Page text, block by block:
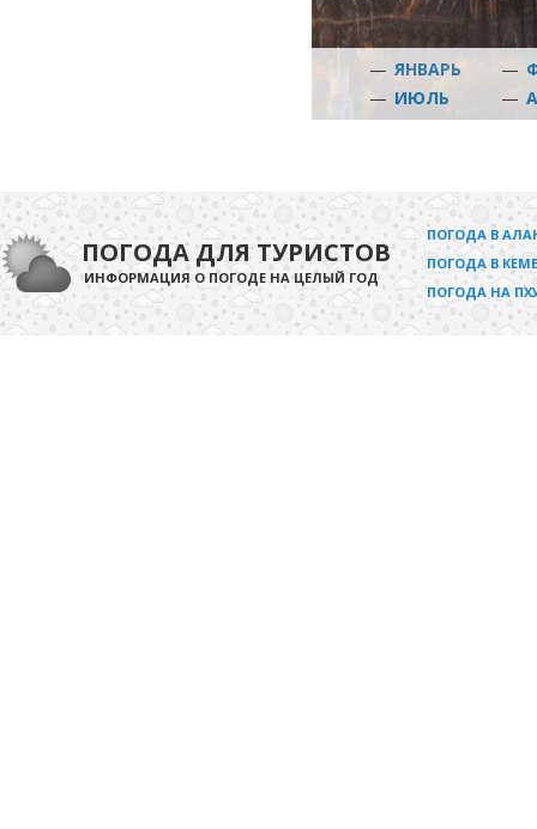
— ЯНВАРЬ —
— ИЮЛЬ —
ПОГОДА ДЛЯ ТУРИСТОВ
ИНФОРМАЦИЯ О ПОГОДЕ НА ЦЕЛЫЙ ГОД
ПОГОДА В
ПОГОДА В
ПОГОДА НА